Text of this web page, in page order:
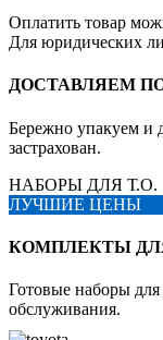
Оплатить товар
Для юридических
ДОСТАВЛЯЕМ
Бережно упакуем и
застрахован.
НАБОРЫ ДЛЯ Т.О.
ЛУЧШИЕ ЦЕНЫ
КОМПЛЕКТЫ
Готовые наборы
обслуживания.